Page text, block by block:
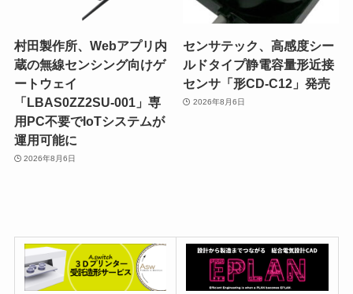
村田製作所、Webアプリ内
蔵の無線センシング向けゲ
ートウェイ
「LBAS0ZZ2SU-001」専
用PC不要でIoTシステムが
運用可能に
2026年8月6日
センサテック、高感度シー
ルドタイプ静電容量形近接
センサ「形CD-C12」発売
2026年8月6日